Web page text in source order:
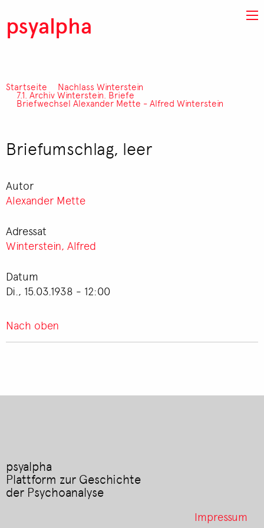
psyalpha
Pfadnavigation
Startseite Nachlass Winterstein
7.1. Archiv Winterstein. Briefe
Briefwechsel Alexander Mette - Alfred Winterstein
Briefumschlag, leer
Autor
Alexander Mette
Adressat
Winterstein, Alfred
Datum
Di., 15.03.1938 - 12:00
Nach oben
psyalpha
Plattform zur Geschichte
der Psychoanalyse
Impressum